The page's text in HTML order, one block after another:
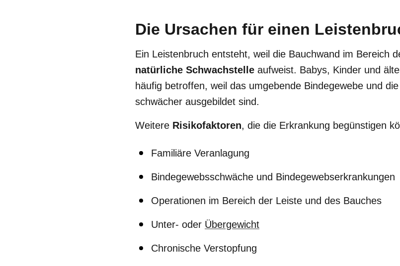
Die Ursachen für einen
Ein Leistenbruch entsteht, weil die Bauchwand im Bereich
natürliche Schwachstelle aufweist. Babys, Kinder und
häufig betroffen, weil das umgebende Bindegewebe und
schwächer ausgebildet sind.
Weitere Risikofaktoren, die die Erkrankung begünstigen
Familiäre Veranlagung
Bindegewebsschwäche und Bindegewebserkrankungen
Operationen im Bereich der Leiste und des Bauches
Unter- oder Übergewicht
Chronische Verstopfung